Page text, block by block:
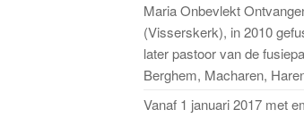
Maria Onbevlekt
(Visserskerk), in 2010
later pastoor van de
Berghem, Macharen,
Vanaf 1 januari 2017 met